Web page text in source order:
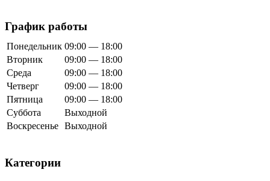
График работы
Понедельник 09:00 — 18:00
Вторник
09:00 — 18:00
Среда
09:00 — 18:00
Четверг
09:00 — 18:00
Пятница
09:00 — 18:00
Суббота
Выходной
Воскресенье Выходной
Категории